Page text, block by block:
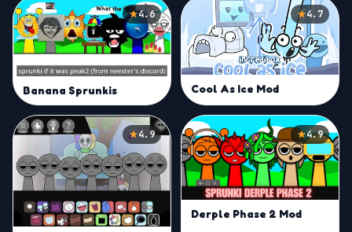
4.6
Banana Sprunkis
4.7
Cool As Ice Mod
4.9 4.9
Derple Phase 2 Mod